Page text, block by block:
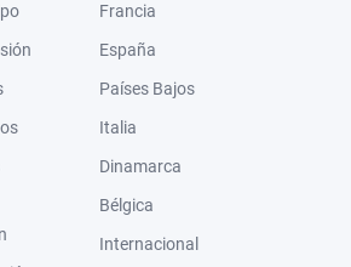
Francia
España
Países Bajos
Italia
Dinamarca
Bélgica
Internacional